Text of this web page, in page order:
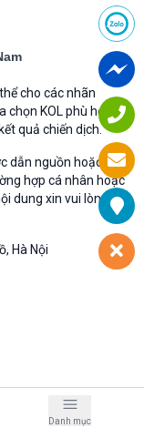
Danh mục
cho các nhãn
KOL phù hợp
quả chiến dịch.
dẫn nguồn hoặc sử
hợp cá nhân hoặc
dung xin vui lòng
Hà Nội